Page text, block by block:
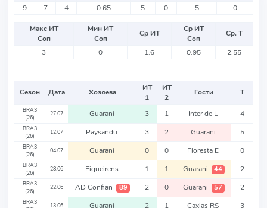
9
7 4 0.65 5 0 5 0
Макс ИТ
Соп
Мин ИТ
Соп
Ср ИТ
Ср ИТ
Соп
Ср. Т
3
0 1.6 0.95 2.55
Сезон Дата Хозяева
ИТ
1
ИТ
2
Гости Т
BRA3
(26)
27.07 Guarani 3 1 Inter de L 4
BRA3
(26)
12.07 Paysandu 3 2 Guarani 5
BRA3
(26)
04.07 Guarani 0 0 Floresta E 0
BRA3
(26)
28.06 Figueirens 1 1 Guarani 44 2
BRA3
(26)
22.06 AD Confian 89 2 0 Guarani 57 2
BRA3
13.06 Guarani 2 1 Caxias RS 3